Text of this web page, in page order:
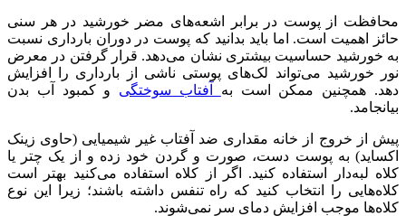
محافظت از پوست در برابر اشعه‌های مضر خورشید در هر سنی
حائز اهمیت است. اما باید بدانید که پوست در دوران بارداری نسبت
به خورشید حساسیت بیشتری نشان می‌دهد. قرار گرفتن در معرض
نور خورشید می‌تواند لک‌های پوستی ناشی از بارداری را افزایش
دهد. همچنین ممکن است به آفتاب سوختگی و کمبود آب بدن
بیانجامد.
پیش از خروج از خانه مقداری ضد آفتاب غیر شیمیایی (حاوی زینک
اکساید) به پوست دست، صورت و گردن خود زده و از یک چتر یا
کلاه لبه‌دار استفاده کنید. اگر از کلاه استفاده می‌کنید بهتر است
کلاه‌هایی را انتخاب کنید که راه تنفس داشته باشند؛ زیرا این نوع
کلاه‌ها موجب افزایش دمای سر نمی‌شوند.